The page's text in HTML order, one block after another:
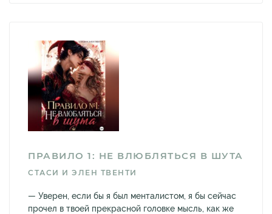
ПРАВИЛО 1: НЕ ВЛЮБЛЯТЬСЯ В ШУТА
СТАСИ И ЭЛЕН ТВЕНТИ
— Уверен, если бы я был менталистом, я бы сейчас
прочел в твоей прекрасной головке мысль, как же